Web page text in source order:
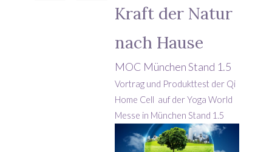
Kraft der Natur
nach Hause
MOC München Stand 1.5
Vortrag und Produkttest der Qi
Home Cell auf der Yoga World
Messe in München Stand 1.5